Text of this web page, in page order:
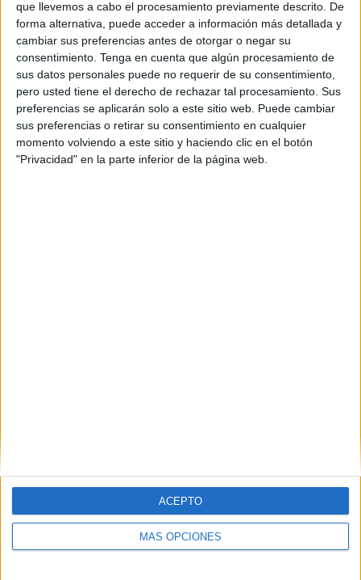
que llevemos a cabo el procesamiento previamente descrito. De
forma alternativa, puede acceder a información más detallada y
cambiar sus preferencias antes de otorgar o negar su
consentimiento. Tenga en cuenta que algún procesamiento de
sus datos personales puede no requerir de su consentimiento,
pero usted tiene el derecho de rechazar tal procesamiento. Sus
preferencias se aplicarán solo a este sitio web. Puede cambiar
sus preferencias o retirar su consentimiento en cualquier
momento volviendo a este sitio y haciendo clic en el botón
"Privacidad" en la parte inferior de la página web.
MÁS OPCIONES
ACEPTO
que merecen ser recordados: amistades que nacen,
aprendizajes que nos sorprenden, excursiones
inolvidables, proyectos compartidos y muchas
experiencias que forman parte de […]
SEGUIR LEYENDO
email